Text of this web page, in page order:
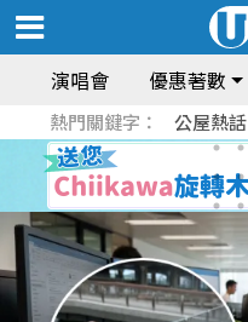
演唱會 優惠著數
熱門關鍵字： 公屋熱話